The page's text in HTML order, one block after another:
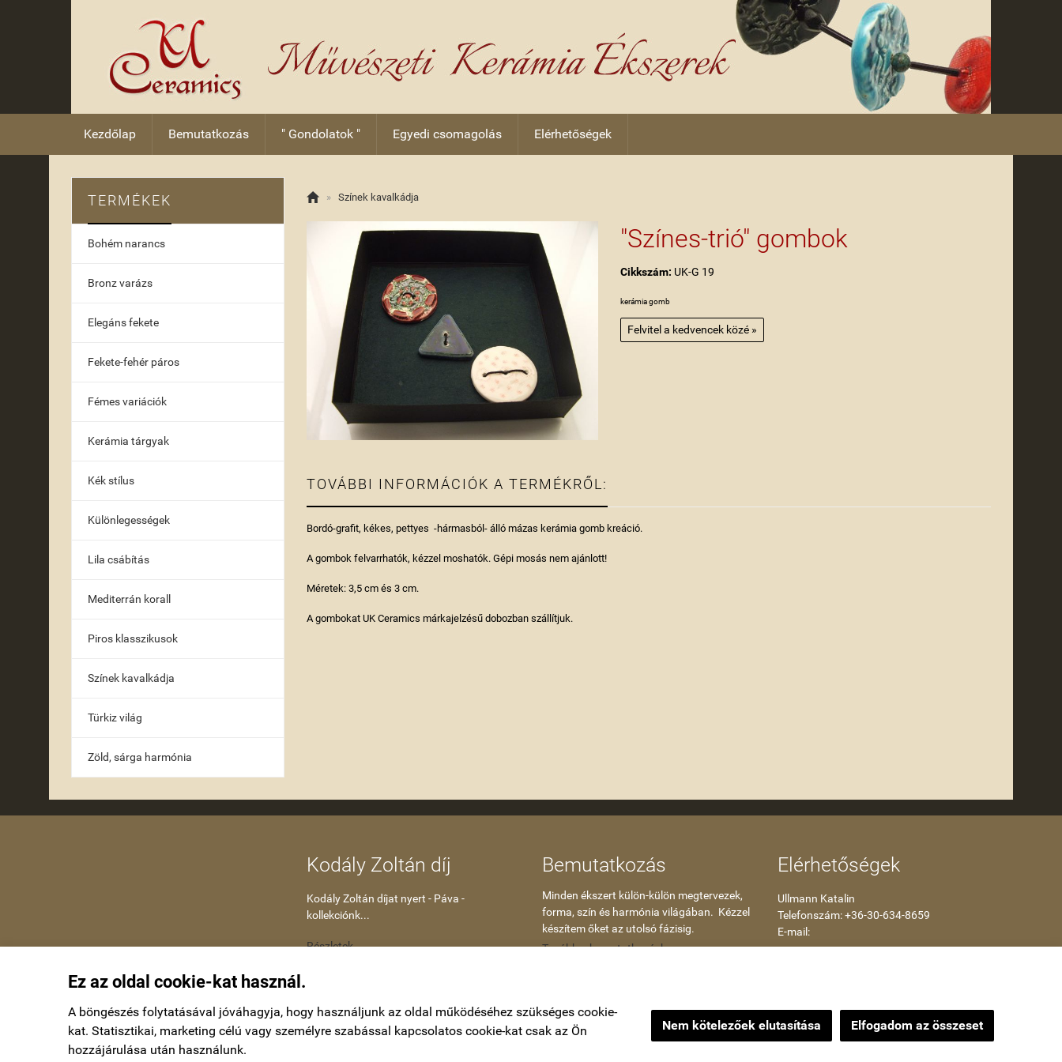
Ez az oldal cookie-kat használ.
A böngészés folytatásával jóváhagyja, hogy használjunk az oldal működéséhez szükséges cookie-
kat. Statisztikai, marketing célú vagy személyre szabással kapcsolatos cookie-kat csak az Ön
hozzájárulása után használunk.
Nem kötelezőek elutasítása Elfogadom az összeset
Kezdőlap Bemutatkozás " Gondolatok " Egyedi csomagolás Elérhetőségek
TERMÉKEK
Bohém narancs
Bronz varázs
Elegáns fekete
Fekete-fehér páros
Fémes variációk
Kerámia tárgyak
Kék stílus
Különlegességek
Lila csábítás
Mediterrán korall
Piros klasszikusok
Színek kavalkádja
Türkiz világ
Zöld, sárga harmónia
 » Színek kavalkádja
"Színes-trió" gombok
Cikkszám: UK-G 19
kerámia gomb
Felvitel a kedvencek közé »
TOVÁBBI INFORMÁCIÓK A TERMÉKRŐL:
Bordó-grafit, kékes, pettyes -hármasból- álló mázas kerámia gomb kreáció.
A gombok felvarrhatók, kézzel moshatók. Gépi mosás nem ajánlott!
Méretek: 3,5 cm és 3 cm.
A gombokat UK Ceramics márkajelzésű dobozban szállítjuk.
Kodály Zoltán díj
Kodály Zoltán díjat nyert - Páva -
kollekciónk...
Részletek
Bemutatkozás
Minden ékszert külön-külön megtervezek,
forma, szín és harmónia világában. Kézzel
készítem őket az utolsó fázisig.
Tovább a bemutatkozáshoz
Elérhetőségek
Ullmann Katalin
Telefonszám: +36-30-634-8659
E-mail: